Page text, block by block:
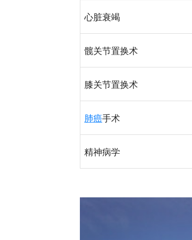
心脏衰竭
髋关节置换术
膝关节置换术
肺癌手术
精神病学